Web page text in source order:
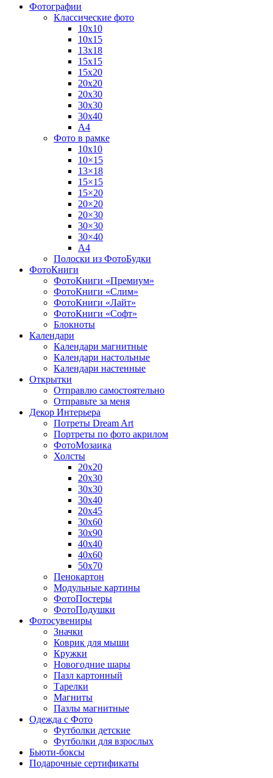
Фотографии
Классические фото
10х10
10х15
13х18
15х15
15х20
20х20
20х30
30х30
30х40
А4
Фото в рамке
10х10
10×15
13×18
15×15
15×20
20×20
20×30
30×30
30×40
A4
Полоски из ФотоБудки
ФотоКниги
ФотоКниги «Премиум»
ФотоКниги «Слим»
ФотоКниги «Лайт»
ФотоКниги «Софт»
Блокноты
Календари
Календари магнитные
Календари настольные
Календари настенные
Открытки
Отправлю самостоятельно
Отправьте за меня
Декор Интерьера
Потреты Dream Art
Портреты по фото акрилом
ФотоМозаика
Холсты
20х20
20х30
30х30
30х40
20х45
30х60
30х90
40х40
40х60
50х70
Пенокартон
Модульные картины
ФотоПостеры
ФотоПодушки
Фотоcувениры
Значки
Коврик для мыши
Кружки
Новогодние шары
Пазл картонный
Тарелки
Магниты
Пазлы магнитные
Одежда с Фото
Футболки детские
Футболки для взрослых
Бьюти-боксы
Подарочные сертификаты